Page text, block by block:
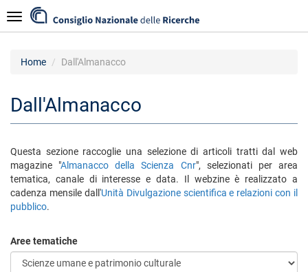
al
contenuto
Navigazione
Home Dall'Almanacco
Dall'Almanacco
Questa sezione raccoglie una selezione di articoli tratti dal web
magazine "Almanacco della Scienza Cnr", selezionati per area
tematica, canale di interesse e data. Il webzine è realizzato a
cadenza mensile dall'Unità Divulgazione scientifica e relazioni con il
pubblico.
Aree tematiche